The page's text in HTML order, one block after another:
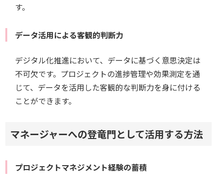
す。
データ活用による客観的判断力
デジタル化推進において、データに基づく意思決定は
不可欠です。プロジェクトの進捗管理や効果測定を通
じて、データを活用した客観的な判断力を身に付ける
ことができます。
マネージャーへの登竜門として活用する方法
プロジェクトマネジメント経験の蓄積